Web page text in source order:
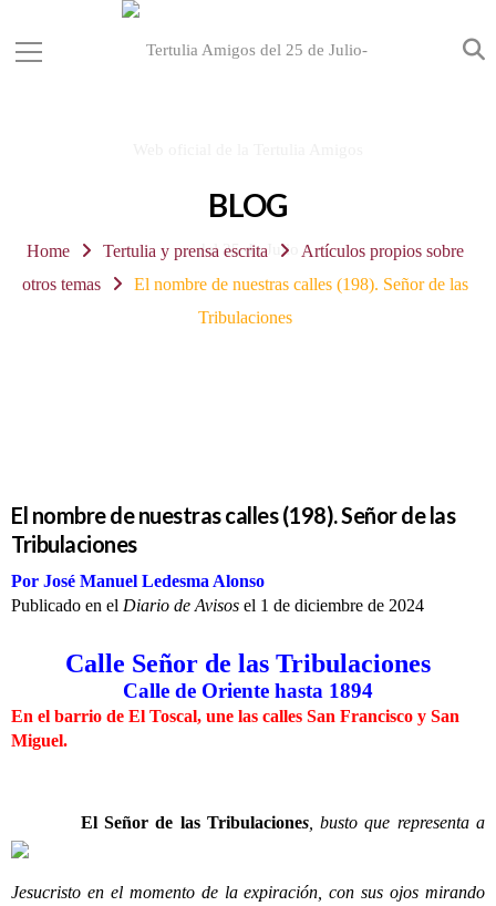
BLOG
Home Tertulia y prensa escrita
Artículos propios sobre
otros temas
El nombre de nuestras calles (198). Señor de las
Tribulaciones
El nombre de nuestras calles (198). Señor de las
Tribulaciones
Por José Manuel Ledesma Alonso
Publicado en el Diario de Avisos el 1 de diciembre de 2024
Calle Señor de las Tribulaciones
Calle de Oriente hasta 1894
En el barrio de El Toscal, une las calles San Francisco y San
Miguel.
El Señor de las Tribulaciones, busto que representa a
Jesucristo en el momento de la expiración, con sus ojos mirando